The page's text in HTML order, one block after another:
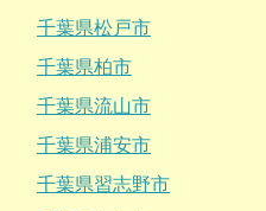
千葉県松戸市
千葉県柏市
千葉県流山市
千葉県浦安市
千葉県習志野市